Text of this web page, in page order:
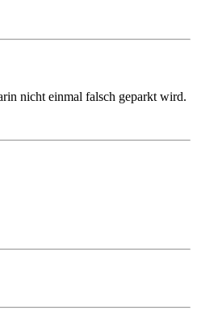
nicht einmal falsch geparkt wird.